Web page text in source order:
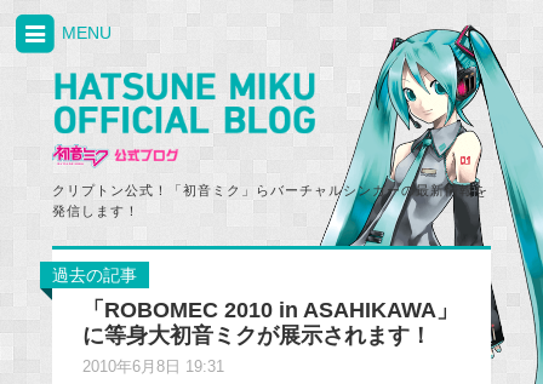
クリプトン公式！「初音ミク」らバーチャルシンガーの最新情報を
発信します！
MENU
過去の記事
「ROBOMEC 2010 in ASAHIKAWA」
に等身大初音ミクが展示されます！
2010年6月8日 19:31